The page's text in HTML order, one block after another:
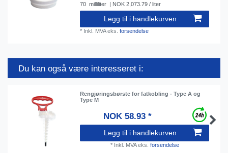
70 milliliter | NOK 2,073.79 / liter
Legg til i handlekurven
* Inkl. MVAeks.forsendelse
Du kan også være interesseret i:
Rengjøringsbørste for fatkobling - Type A og
Type M
NOK 58.93 *
Legg til i handlekurven
* Inkl. MVAeks. forsendelse